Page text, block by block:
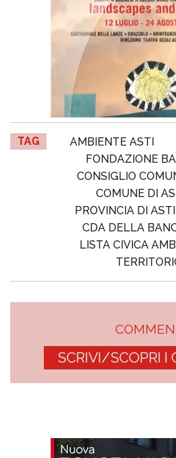
TAG AMBIENTE ASTI
FONDAZIONE
CONSIGLIO
COMUNE DI
PROVINCIA DI ASTI
CDA DELLA
LISTA CIVICA
SCRIVI/SCOPRI I